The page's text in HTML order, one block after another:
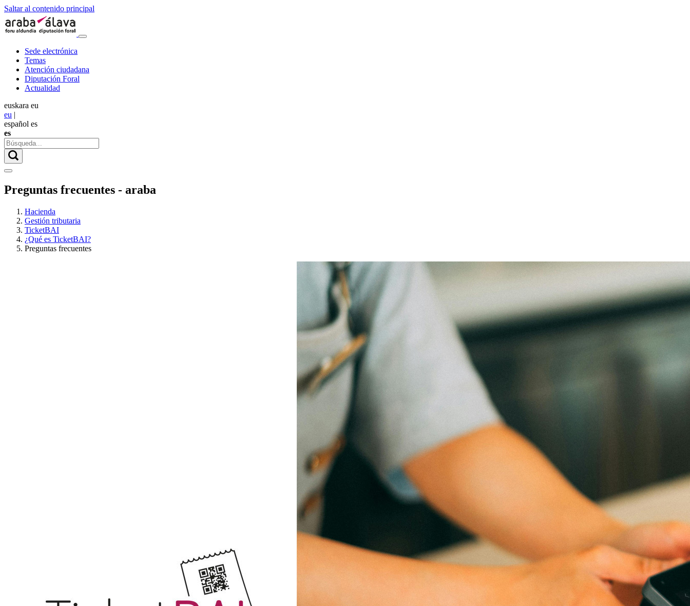
Saltar al contenido principal
Sede electrónica
Temas
Atención ciudadana
Diputación Foral
Actualidad
euskara eu
eu |
español es
es
Preguntas frecuentes - araba
Hacienda
Gestión tributaria
TicketBAI
¿Qué es TicketBAI?
Preguntas frecuentes